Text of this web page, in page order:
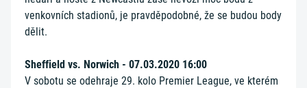
venkovních stadionů, je pravděpodobné, že se budou body
dělit.
Sheffield vs. Norwich - 07.03.2020 16:00
V sobotu se odehraje 29. kolo Premier League, ve kterém